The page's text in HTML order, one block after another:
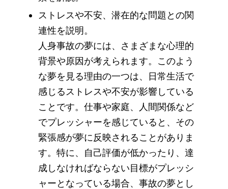
ストレスや不安、潜在的な問題との関
連性を説明。
人身事故の夢には、さまざまな心理的
背景や原因が考えられます。このよう
な夢を見る理由の一つは、日常生活で
感じるストレスや不安が影響している
ことです。仕事や家庭、人間関係など
でプレッシャーを感じていると、その
緊張感が夢に反映されることがありま
す。特に、自己評価が低かったり、達
成しなければならない目標がプレッシ
ャーとなっている場合、事故の夢とし